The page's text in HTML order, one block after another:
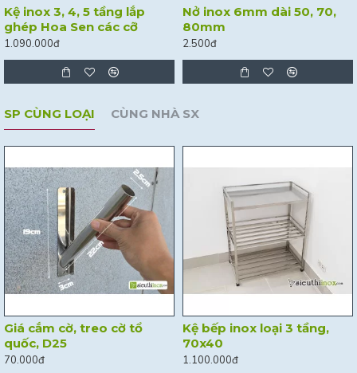
Kệ inox 3, 4, 5 tầng lắp
ghép Hoa Sen các cỡ
1.090.000đ
Nở inox 6mm dài 50, 70,
80mm
2.500đ
SP CÙNG LOẠI CÙNG NHÀ SX
Giá cắm cờ, treo cờ tổ
quốc, D25
70.000đ
Kệ bếp inox loại 3 tầng,
70x40
1.100.000đ